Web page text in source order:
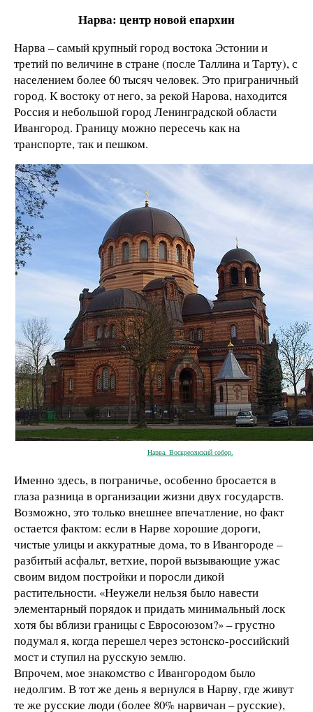
Нарва: центр новой епархии
Нарва – самый крупный город востока Эстонии и
третий по величине в стране (после Таллина и Тарту), с
населением более 60 тысяч человек. Это приграничный
город. К востоку от него, за рекой Нарова, находится
Россия и небольшой город Ленинградской области
Ивангород. Границу можно пересечь как на
транспорте, так и пешком.
Нарва. Воскресенский собор.
Именно здесь, в пограничье, особенно бросается в
глаза разница в организации жизни двух государств.
Возможно, это только внешнее впечатление, но факт
остается фактом: если в Нарве хорошие дороги,
чистые улицы и аккуратные дома, то в Ивангороде –
разбитый асфальт, ветхие, порой вызывающие ужас
своим видом постройки и поросли дикой
растительности. «Неужели нельзя было навести
элементарный порядок и придать минимальный лоск
хотя бы вблизи границы с Евросоюзом?» – грустно
подумал я, когда перешел через эстонско-российский
мост и ступил на русскую землю.
Впрочем, мое знакомство с Ивангородом было
недолгим. В тот же день я вернулся в Нарву, где живут
те же русские люди (более 80% нарвичан – русские),